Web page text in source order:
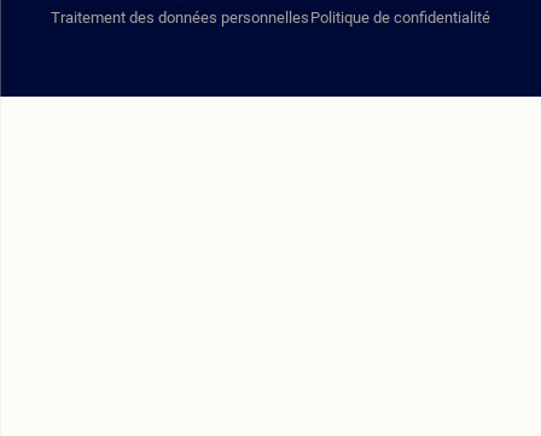
Traitement des données personnelles Politique de confidentialité